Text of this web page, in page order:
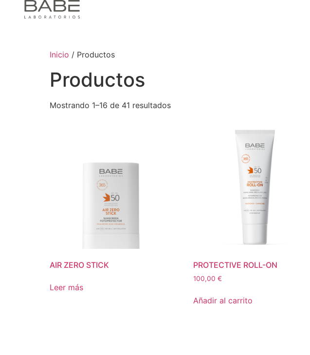
Inicio / Productos
Productos
Mostrando 1–16 de 41 resultados
AIR ZERO STICK
Leer más
PROTECTIVE ROLL-ON
100,00 €
Añadir al carrito